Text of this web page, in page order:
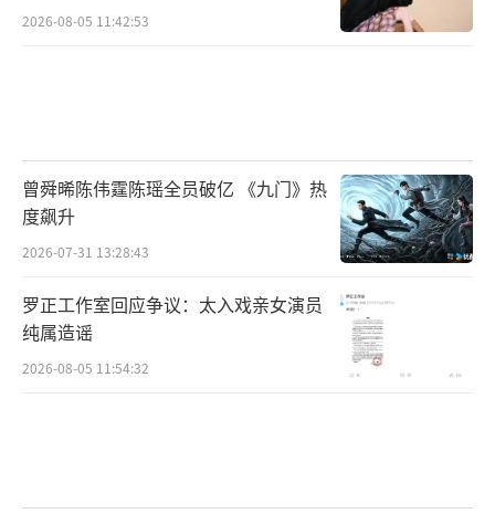
2026-08-05 11:42:53
曾舜晞陈伟霆陈瑶全员破亿 《九门》热
度飙升
2026-07-31 13:28:43
罗正工作室回应争议：太入戏亲女演员
纯属造谣
2026-08-05 11:54:32